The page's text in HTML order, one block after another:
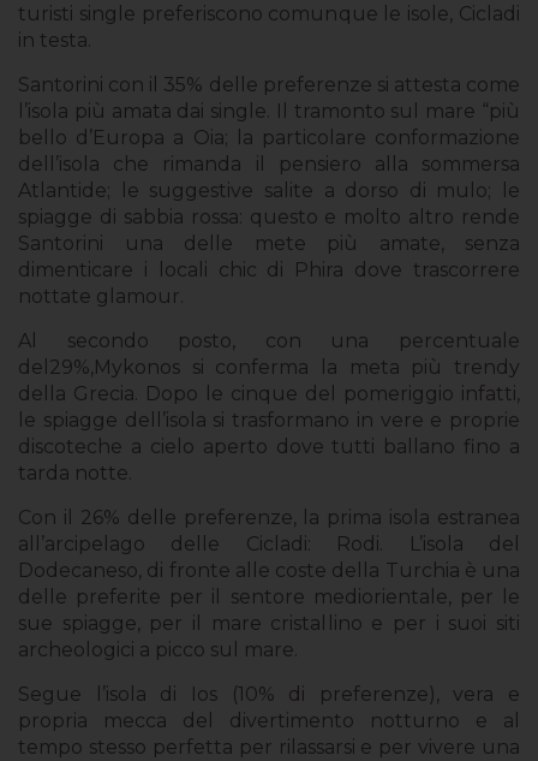
turisti single preferiscono comunque le isole, Cicladi
in testa.
Santorini con il 35% delle preferenze si attesta come
l’isola più amata dai single. Il tramonto sul mare “più
bello d’Europa a Oia; la particolare conformazione
dell’isola che rimanda il pensiero alla sommersa
Atlantide; le suggestive salite a dorso di mulo; le
spiagge di sabbia rossa: questo e molto altro rende
Santorini una delle mete più amate, senza
dimenticare i locali chic di Phira dove trascorrere
nottate glamour.
Al secondo posto, con una percentuale
del29%,Mykonos si conferma la meta più trendy
della Grecia. Dopo le cinque del pomeriggio infatti,
le spiagge dell’isola si trasformano in vere e proprie
discoteche a cielo aperto dove tutti ballano fino a
tarda notte.
Con il 26% delle preferenze, la prima isola estranea
all’arcipelago delle Cicladi: Rodi. L’isola del
Dodecaneso, di fronte alle coste della Turchia è una
delle preferite per il sentore mediorientale, per le
sue spiagge, per il mare cristallino e per i suoi siti
archeologici a picco sul mare.
Segue l’isola di Ios (10% di preferenze), vera e
propria mecca del divertimento notturno e al
tempo stesso perfetta per rilassarsi e per vivere una